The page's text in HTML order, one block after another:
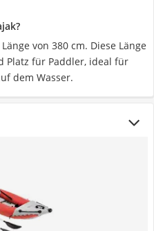
von 380 cm. Diese Länge
Platz für Paddler, ideal für
dem Wasser.